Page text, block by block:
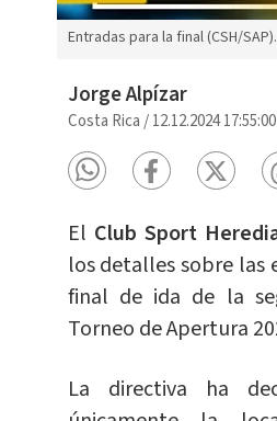
Entradas para la final (CSH/SAP).
Jorge Alpízar
Costa Rica /12.12.2024 17:55:00
El Club Sport
los detalles sobre las
final de ida de la
Torneo de Apertura
La directiva ha